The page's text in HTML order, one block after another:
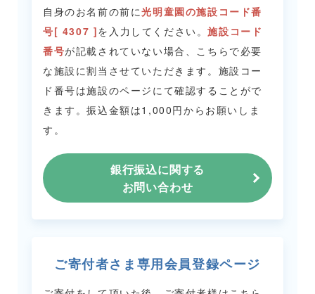
自身のお名前の前に光明童園の施設コード番
号[ 4307 ]を入力してください。施設コード
番号が記載されていない場合、こちらで必要
な施設に割当させていただきます。 施設コー
ド番号は施設のページにて確認することがで
きます。振込金額は1,000円からお願いしま
す。
銀行振込に関する
お問い合わせ
ご寄付者さま専用会員登録ページ